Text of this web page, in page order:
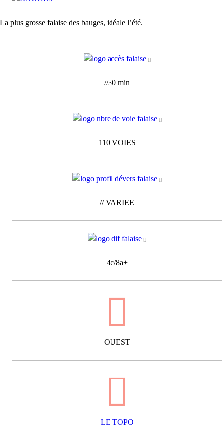
La plus grosse falaise des bauges, idéale l’été.
//30 min
110 VOIES
// VARIEE
4c/8a+
OUEST
LE TOPO